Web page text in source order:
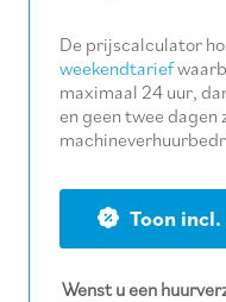
De prijscalculator
weekendtarief
maximaal 24 uur,
en geen twee dagen
Wenst u een